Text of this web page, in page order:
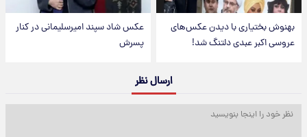
بهنوش بختیاری با دیدن عکس‌های
عروسی اکبر عبدی دلتنگ شد!
عکس شاد سپند امیرسلیمانی در کنار
پسرش
ارسال نظر